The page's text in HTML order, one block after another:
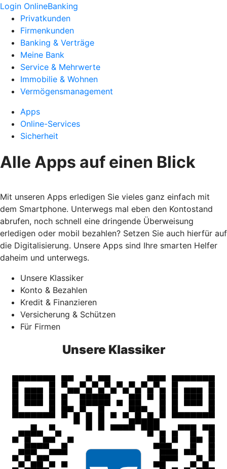
Login OnlineBanking
Privatkunden
Firmenkunden
Banking & Verträge
Meine Bank
Service & Mehrwerte
Immobilie & Wohnen
Vermögensmanagement
Apps
Online-Services
Sicherheit
Alle Apps auf einen Blick
Mit unseren Apps erledigen Sie vieles ganz einfach mit
dem Smartphone. Unterwegs mal eben den Kontostand
abrufen, noch schnell eine dringende Überweisung
erledigen oder mobil bezahlen? Setzen Sie auch hierfür auf
die Digitalisierung. Unsere Apps sind Ihre smarten Helfer
daheim und unterwegs.
Unsere Klassiker
Konto & Bezahlen
Kredit & Finanzieren
Versicherung & Schützen
Für Firmen
Unsere Klassiker